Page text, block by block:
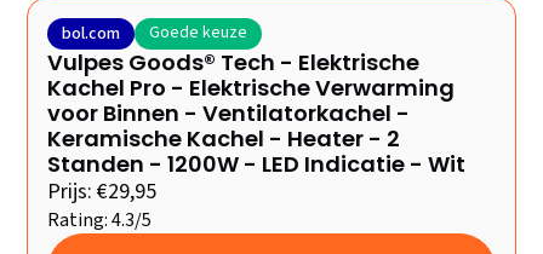
bol.com Goede keuze
Vulpes Goods® Tech - Elektrische
Kachel Pro - Elektrische Verwarming
voor Binnen - Ventilatorkachel -
Keramische Kachel - Heater - 2
Standen - 1200W - LED Indicatie - Wit
Prijs: €29,95
Rating: 4.3/5